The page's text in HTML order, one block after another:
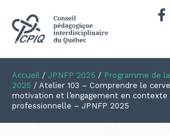
Accueil / JPNFP 2025 / Programme de
2025 / Atelier 103 – Comprendre le
motivation et l’engagement en
professionnelle – JPNFP 2025